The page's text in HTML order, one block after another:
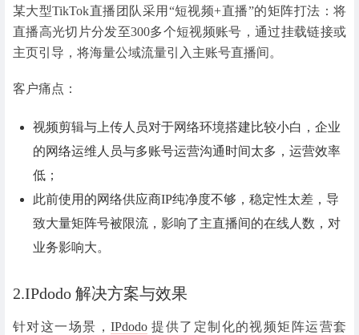
某大型TikTok直播团队采用“短视频+直播”的矩阵打法：将
直播高光切片分发至300多个短视频账号，通过挂载链接或
主页引导，将海量公域流量引入主账号直播间。
客户痛点：
视频剪辑与上传人员对于网络环境搭建比较小白，企业
的网络运维人员与多账号运营沟通时间太多，运营效率
低；
此前使用的网络供应商IP纯净度不够，稳定性太差 ，导
致大量矩阵号被限流，影响了主直播间的在线人数， 对
业务影响大。
2.IPdodo 解决方案与效果
针对这一场景， IPdodo 提供了定制化的视频矩阵运营套